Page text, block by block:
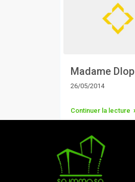
Madame DIop
26/05/2014
Continuer la lecture